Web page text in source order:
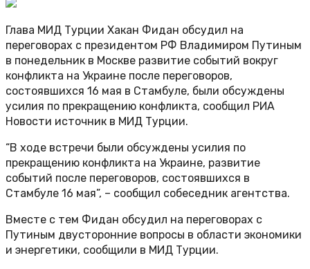
Глава МИД Турции Хакан Фидан обсудил на
переговорах с президентом РФ Владимиром Путиным
в понедельник в Москве развитие событий вокруг
конфликта на Украине после переговоров,
состоявшихся 16 мая в Стамбуле, были обсуждены
усилия по прекращению конфликта, сообщил РИА
Новости источник в МИД Турции.
“В ходе встречи были обсуждены усилия по
прекращению конфликта на Украине, развитие
событий после переговоров, состоявшихся в
Стамбуле 16 мая”, – сообщил собеседник агентства.
Вместе с тем Фидан обсудил на переговорах с
Путиным двусторонние вопросы в области экономики
и энергетики, сообщили в МИД Турции.